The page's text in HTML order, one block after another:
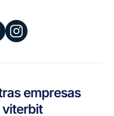
empresas
viterbit